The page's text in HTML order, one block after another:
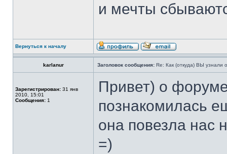
и мечты
Вернуться к началу
karlanur Заголовок сообщения: Re: Как (откуда) ВЫ узнали
Зарегистрирован: 31 янв
2010, 15:01
Сообщения: 1
Привет) о
познакомилась
она повезла нас
=)